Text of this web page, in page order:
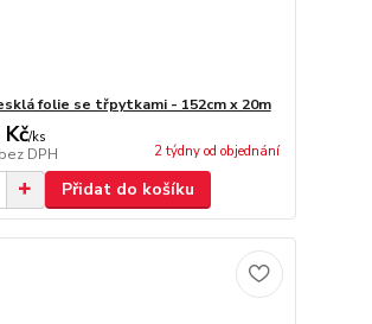
folie se třpytkami - 152cm x 20m
/ks
bez DPH 2 týdny od objednání
Přidat do košíku